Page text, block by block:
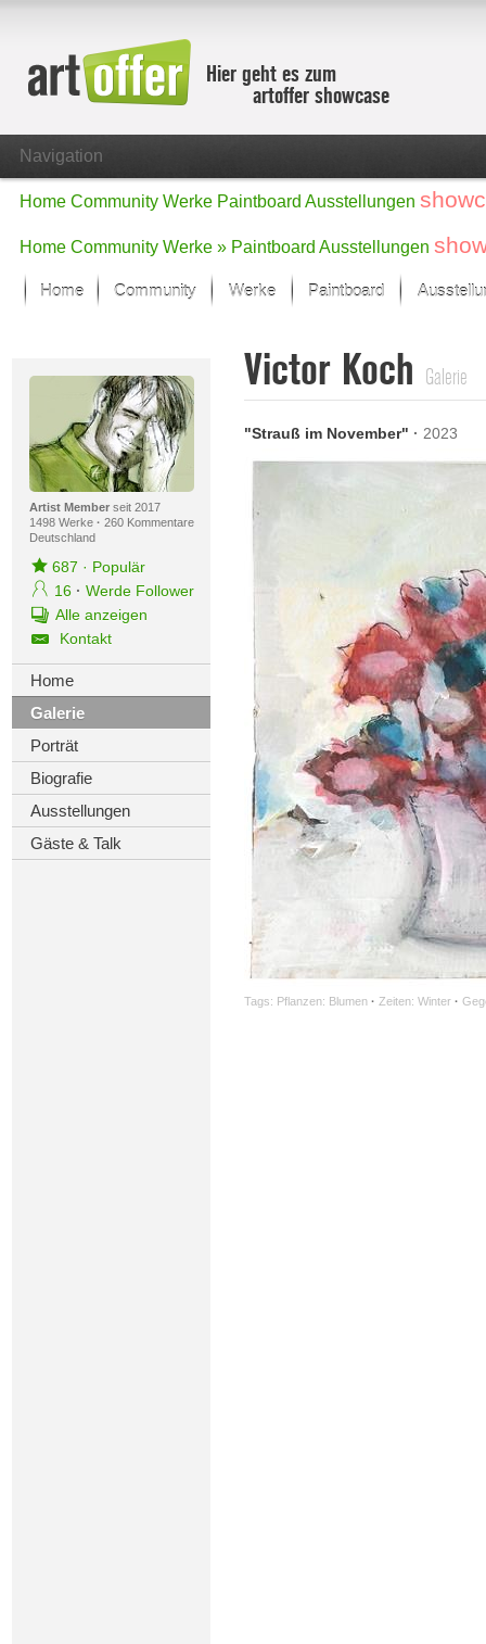
Hier geht es zum
artoffer showcase
Navigation
Home Community Werke Paintboard Ausstellungen
Home Community Werke » Paintboard Ausstellungen
Home Community Werke
Der letzte Monat im Fokus
Alle Fokus-Werke
Fokus-Werke
Neue Werke – Auswahl
Paintboard
Artist Memberseit 2017
1498 Werke · 260 Kommentare
Deutschland
687 · Populär
16 · Werde Follower
Alle anzeigen
Kontakt
Home
Galerie
Porträt
Biografie
Ausstellungen
Gäste & Talk
Victor Koch Galerie
"Strauß im November" · 2023
Tags: Pflanzen: Blumen · Zeiten: Winter ·